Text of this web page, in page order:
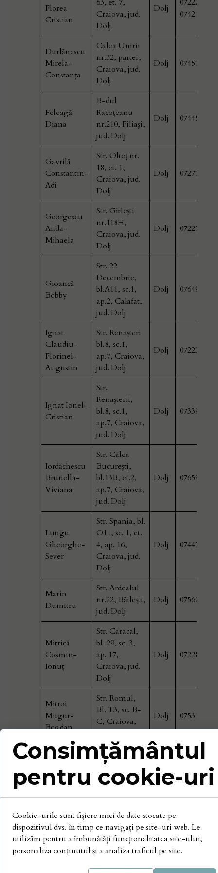
Florea
Cristian
63, et. 7,
Craiova, jud.
Dolj
Dolj
0742157847
Durlănescu
Mirela-
Constanţa
Calea Unirii
nr.32, parter,
Craiova, jud.
Dolj
Dolj 0745765098
Feleagă
Diana
B-dul
Racoţeanu
nr.210, Filiaşi,
jud. Dolj
Dolj 0744585420
Gavrilă
Constantin-
Adi
Str. Olteț nr.
18, et. 1,
Craiova, jud.
Dolj
Dolj 0727700159
Georgescu
Anda-
Mihaela
Str. Gîrleşti
nr.118H,
Craiova, jud.
Dolj
Dolj 0722771234
Gioancă
Bobby
Str. 22
Decembrie,
bl.A11, sc.1,
ap.2, Calafat,
jud. Dolj
Dolj 0764909283
Ignat
Claudiu-
Florinel-
Augustin
Str. Renaşteri
bl.8, sc.1,
ap.7, Craiova,
jud. Dolj
Dolj 0722351924
Ignat Ionel-
Cristian
Str.
Renaşterii,
bl.8, sc.1,
ap.7, Craiova,
jud. Dolj
Dolj 0733992963
Iordăchescu
Brunella-
Viviana
Str. Calea
Bucureşti,
bl.13B, et.2,
ap.7, Craiova,
jud. Dolj
Dolj 0765998858
Lungu
Gheorghe-
Sever
Str. Spania, bl.
O11, sc. 1, et.
4, ap. 16,
Craiova, jud.
Dolj
Dolj 0744769027
Marin
Dumitru
Str. Ardealul
nr.22, Băileşti,
jud. Dolj
Dolj 0756060509
Mitrică
Cosmin-
Ionuţ
Str. Caracal,
bl. 29, sc. 3,
ap. 17,
Craiova, jud.
Dolj
Dolj 0722815225
Mitroi
Mugur-
Bogdan
Str. Romul,
Bl. T3, sc. B-
C, Craiova,
Dolj 0753103613
Miulescu
Irina-
Str. A.I. Cuza
nr.9,
bl.156APT,
sc.2, ap.9,
Craiova, jud.
Dolj
Dolj 0769694858
Orăşel-
Codreanu
Str. CD
Fortunescu
nr.20,
Craiova, jud.
Dolj 0761575022
Consimțământul
pentru cookie-uri
Cookie-urile sunt fișiere mici de date stocate pe
dispozitivul dvs. în timp ce navigați pe site-uri web. Le
utilizăm pentru a îmbunătăți funcționalitatea site-ului,
personaliza conținutul și a analiza traficul pe site.